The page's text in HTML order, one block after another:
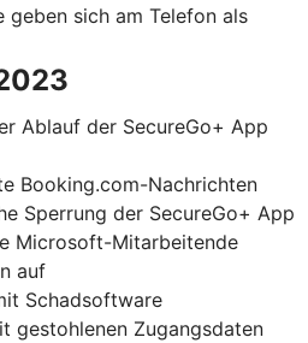
geben sich am Telefon als
Ablauf der SecureGo+ App
Booking.com-Nachrichten
Sperrung der SecureGo+ App
Microsoft-Mitarbeitende
auf
Schadsoftware
gestohlenen Zugangsdaten